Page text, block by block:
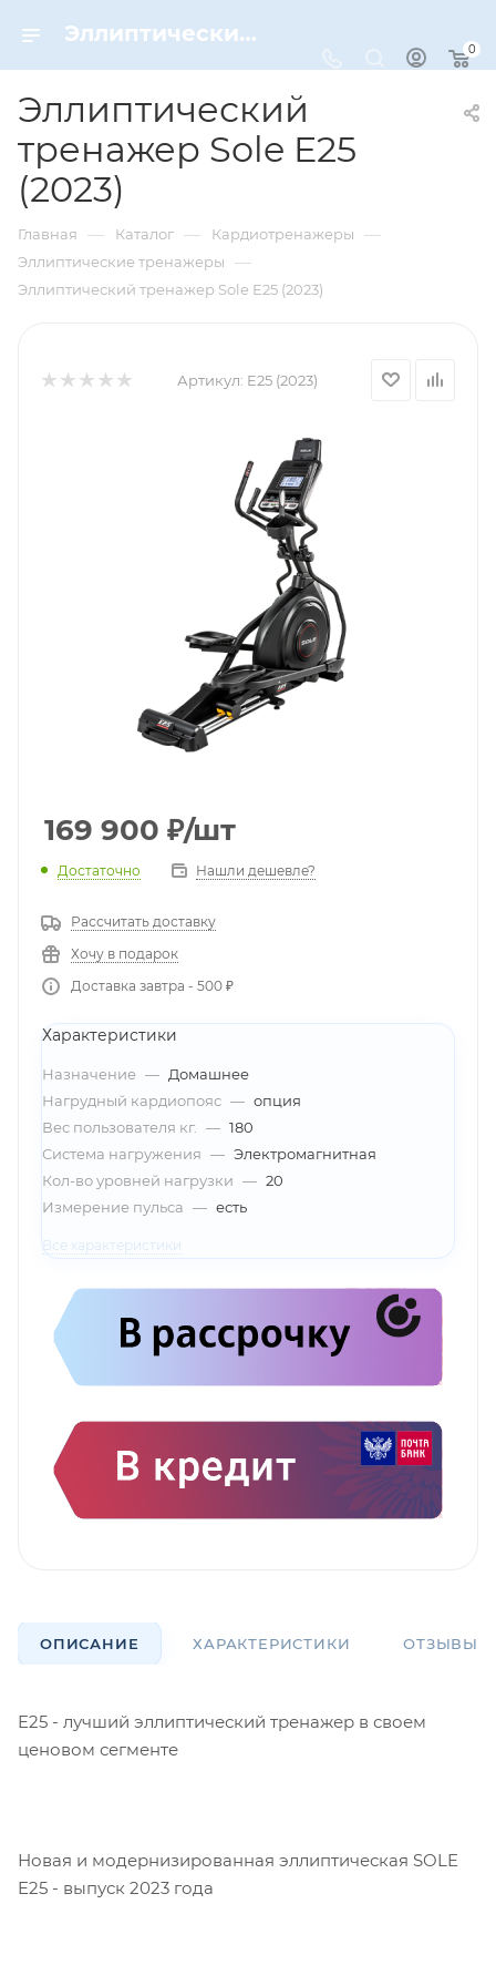
Эллиптический тренажер Sole E25 (2023) – купить по цене 169900 руб. в интернет-магазине Dynamic-Sport
0
Эллиптический
тренажер Sole E25
(2023)
Главная — Каталог — Кардиотренажеры —
Эллиптические тренажеры —
Эллиптический тренажер Sole E25 (2023)
Артикул: E25 (2023)
169 900 ₽/шт
Достаточно Нашли дешевле?
Рассчитать доставку
Хочу в подарок
Доставка завтра - 500 ₽
Характеристики
Назначение — Домашнее
Нагрудный кардиопояс — опция
Вес пользователя кг.
— 180
Система нагружения — Электромагнитная
Кол-во уровней нагрузки — 20
Измерение пульса — есть
Все характеристики
ОПИСАНИЕ ХАРАКТЕРИСТИКИ ОТЗЫВЫ
E25 - лучший эллиптический тренажер в своем
ценовом сегменте
Новая и модернизированная эллиптическая SOLE
E25 - выпуск 2023 года